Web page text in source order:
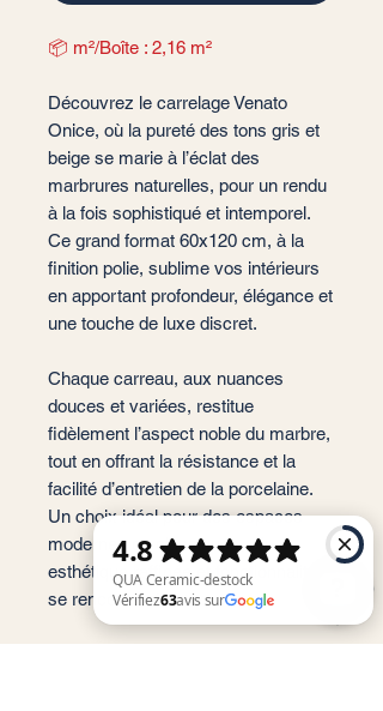
📦 m²/Boîte : 2,16 m²
Découvrez le carrelage Venato
Onice, où la pureté des tons gris et
beige se marie à l’éclat des
marbrures naturelles, pour un rendu
à la fois sophistiqué et intemporel.
Ce grand format 60x120 cm, à la
finition polie, sublime vos intérieurs
en apportant profondeur, élégance et
une touche de luxe discret.
Chaque carreau, aux nuances
douces et variées, restitue
fidèlement l’aspect noble du marbre,
tout en offrant la résistance et la
facilité d’entretien de la porcelaine.
Un choix idéal pour des espaces
modernes ou classiques, où
esthétique raffinée et fonctionnalité
se rencontrent.